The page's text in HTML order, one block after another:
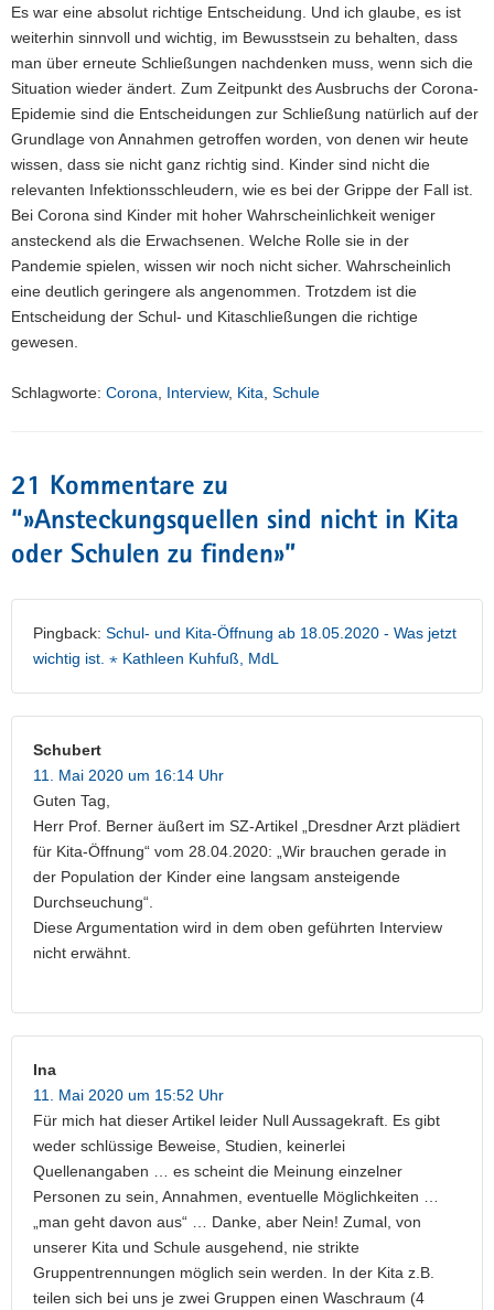
Es war eine absolut richtige Entscheidung. Und ich glaube, es ist
weiterhin sinnvoll und wichtig, im Bewusstsein zu behalten, dass
man über erneute Schließungen nachdenken muss, wenn sich die
Situation wieder ändert. Zum Zeitpunkt des Ausbruchs der Corona-
Epidemie sind die Entscheidungen zur Schließung natürlich auf der
Grundlage von Annahmen getroffen worden, von denen wir heute
wissen, dass sie nicht ganz richtig sind. Kinder sind nicht die
relevanten Infektionsschleudern, wie es bei der Grippe der Fall ist.
Bei Corona sind Kinder mit hoher Wahrscheinlichkeit weniger
ansteckend als die Erwachsenen. Welche Rolle sie in der
Pandemie spielen, wissen wir noch nicht sicher. Wahrscheinlich
eine deutlich geringere als angenommen. Trotzdem ist die
Entscheidung der Schul- und Kitaschließungen die richtige
gewesen.
Schlagworte: Corona, Interview, Kita, Schule
21 Kommentare zu
“»Ansteckungsquellen sind nicht in Kita
oder Schulen zu finden»”
Pingback: Schul- und Kita-Öffnung ab 18.05.2020 - Was jetzt
wichtig ist. ⋆ Kathleen Kuhfuß, MdL
Schubert
11. Mai 2020 um 16:14 Uhr
Guten Tag,
Herr Prof. Berner äußert im SZ-Artikel „Dresdner Arzt plädiert
für Kita-Öffnung“ vom 28.04.2020: „Wir brauchen gerade in
der Population der Kinder eine langsam ansteigende
Durchseuchung“.
Diese Argumentation wird in dem oben geführten Interview
nicht erwähnt.
Ina
11. Mai 2020 um 15:52 Uhr
Für mich hat dieser Artikel leider Null Aussagekraft. Es gibt
weder schlüssige Beweise, Studien, keinerlei
Quellenangaben … es scheint die Meinung einzelner
Personen zu sein, Annahmen, eventuelle Möglichkeiten …
„man geht davon aus“ … Danke, aber Nein! Zumal, von
unserer Kita und Schule ausgehend, nie strikte
Gruppentrennungen möglich sein werden. In der Kita z.B.
teilen sich bei uns je zwei Gruppen einen Waschraum (4